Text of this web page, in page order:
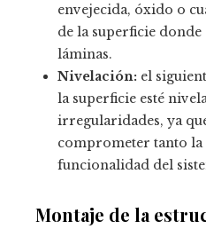
envejecida, óxido o
de la superficie donde
láminas.
Nivelación: el
la superficie esté
irregularidades, ya
comprometer tanto
funcionalidad del
Montaje de la